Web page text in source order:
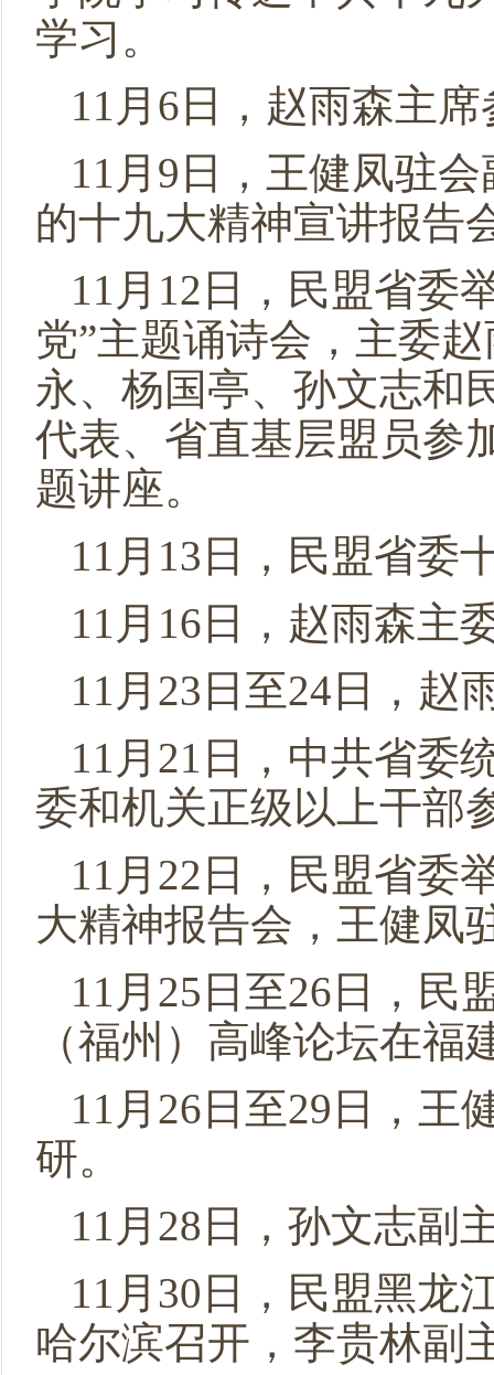
学习。
11月6日，赵雨森主
11月9日，王健凤驻
的十九大精神宣讲报告
11月12日，民盟省委
党”主题诵诗会，主委
永、杨国亭、孙文志和
代表、省直基层盟员参
题讲座。
11月13日，民盟省委
11月16日，赵雨森主
11月23日至24日，赵
11月21日，中共省委
委和机关正级以上干部
11月22日，民盟省委
大精神报告会，王健凤
11月25日至26日，民
（福州）高峰论坛在
11月26日至29日，王
研。
11月28日，孙文志副
11月30日，民盟黑龙
哈尔滨召开，李贵林副